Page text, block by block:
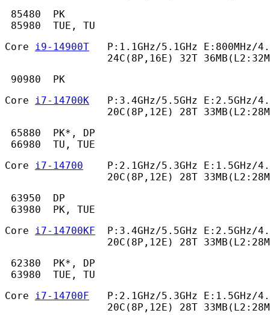
85480  PK
85980  TUE, TU
Core i9-14900T
P:1.1GHz/5.1GHz E:800MHz/
24C(8P,16E) 32T
90980  PK
Core i7-14700K
P:3.4GHz/5.5GHz E:2.5GHz/
20C(8P,12E) 28T
65880  PK*, DP
66980  TU, TUE
Core i7-14700
P:2.1GHz/5.3GHz E:1.5GHz/
20C(8P,12E) 28T
63950  DP
63980  PK, TUE
Core i7-14700KF
P:3.4GHz/5.5GHz E:2.5GHz/
20C(8P,12E) 28T
62380  PK*, DP
63980  TUE, TU
Core i7-14700F
P:2.1GHz/5.3GHz E:1.5GHz/
20C(8P,12E) 28T